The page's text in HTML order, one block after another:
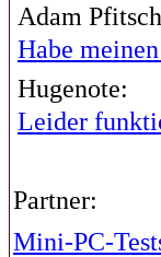
Adam
Habe
Hugenote:
Leider
Partner:
Mini-PC-